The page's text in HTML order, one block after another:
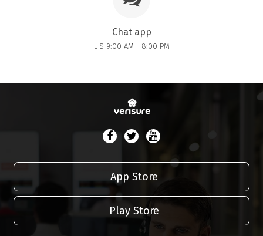
Chat app
L-S 9:00 AM - 8:00 PM
App Store
Play Store